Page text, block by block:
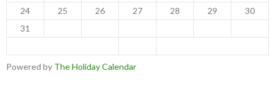
24
25 26 27 28 29
30
31
Powered by The Holiday Calendar